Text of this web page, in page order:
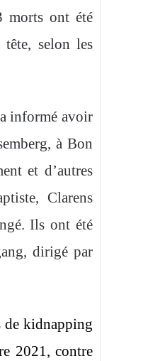
morts ont été
selon les
informé avoir
à Bon
et d’autres
Clarens
Ils ont été
dirigé par
de kidnapping
2021, contre